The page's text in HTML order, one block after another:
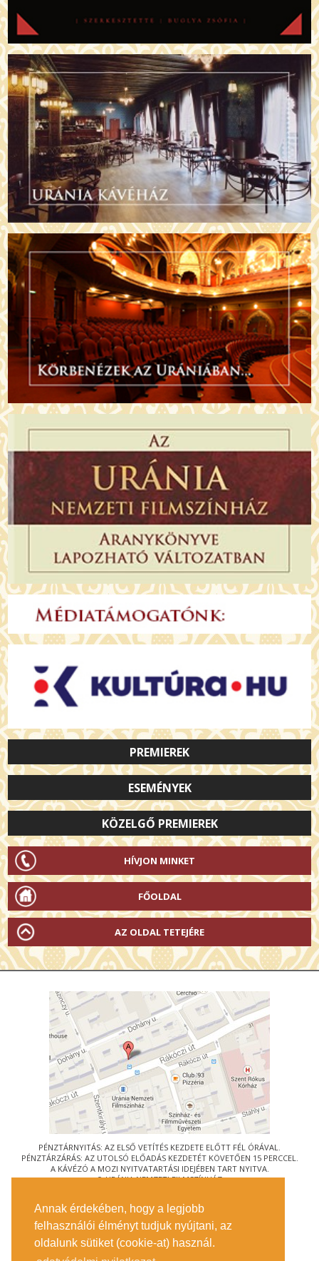
Annak érdekében, hogy a legjobb
felhasználói élményt tudjuk nyújtani, az
oldalunk sütiket (cookie-at) használ.
PREMIEREK
ESEMÉNYEK
KÖZELGŐ PREMIEREK
HÍVJON MINKET
FŐOLDAL
AZ OLDAL TETEJÉRE
PÉNZTÁRNYITÁS: AZ ELSŐ VETÍTÉS KEZDETE ELŐTT FÉL ÓRÁVAL.
PÉNZTÁRZÁRÁS: AZ UTOLSÓ ELŐADÁS KEZDETÉT KÖVETŐEN 15 PERCCEL.
A KÁVÉZÓ A MOZI NYITVATARTÁSI IDEJÉBEN TART NYITVA.
© URÁNIA NEMZETI FILMSZÍNHÁZ
1088 BUDAPEST, RÁKÓCZI ÚT 21.
MEGKÖZELÍTÉS
JEGYINFORMÁCIÓ